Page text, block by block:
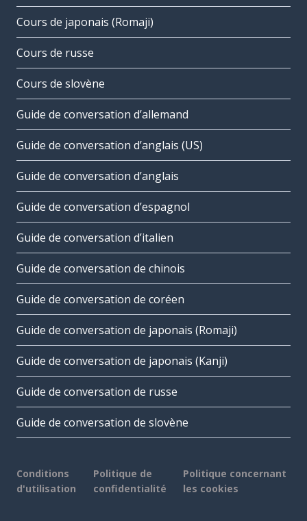
Cours de japonais (Romaji)
Cours de russe
Cours de slovène
Guide de conversation d’allemand
Guide de conversation d’anglais (US)
Guide de conversation d’anglais
Guide de conversation d’espagnol
Guide de conversation d’italien
Guide de conversation de chinois
Guide de conversation de coréen
Guide de conversation de japonais (Romaji)
Guide de conversation de japonais (Kanji)
Guide de conversation de russe
Guide de conversation de slovène
Conditions
d'utilisation
Politique de
confidentialité
Politique concernant
les cookies